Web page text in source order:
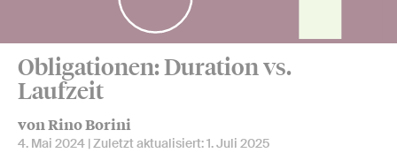
Obligationen: Duration vs.
Laufzeit
von Rino Borini
4. Mai 2024 | Zuletzt aktualisiert:1. Juli 2025